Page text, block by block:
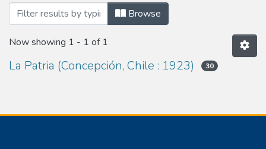
Browsing 04 - Abril 1934 by Author
Browse
Now showing 1 - 1 of 1
La Patria (Concepción, Chile : 1923) 30